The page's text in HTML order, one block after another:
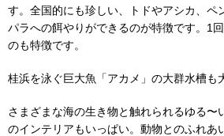
す。全国的にも珍しい、トドやアシカ、ペ
パラへの餌やりができるのが特徴です。1
のも特徴です。
桂浜を泳ぐ巨大魚「アカメ」の大群水槽も
さまざまな海の生き物と触れられるゆる〜
のインテリアもいっぱい。動物とのふれあ